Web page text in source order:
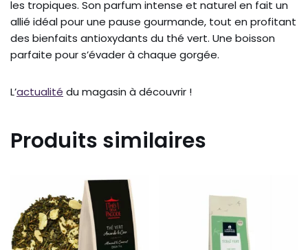
les tropiques. Son parfum intense et naturel en fait un
allié idéal pour une pause gourmande, tout en profitant
des bienfaits antioxydants du thé vert. Une boisson
parfaite pour s’évader à chaque gorgée.
L’actualité du magasin à découvrir !
Produits similaires